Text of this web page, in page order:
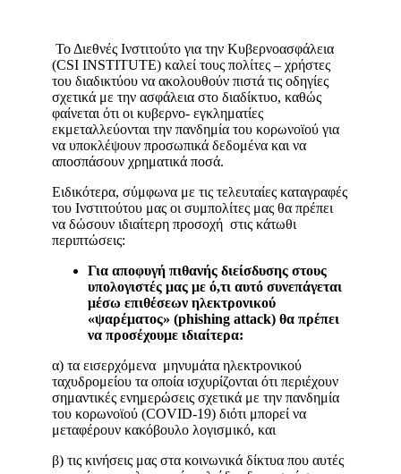
Το Διεθνές Ινστιτούτο για την Κυβερνοασφάλεια
(CSI INSTITUTE) καλεί τους πολίτες – χρήστες
του διαδικτύου να ακολουθούν πιστά τις οδηγίες
σχετικά με την ασφάλεια στο διαδίκτυο, καθώς
φαίνεται ότι οι κυβερνο- εγκληματίες
εκμεταλλεύονται την πανδημία του κορωνοϊού για
να υποκλέψουν προσωπικά δεδομένα και να
αποσπάσουν χρηματικά ποσά.
Ειδικότερα, σύμφωνα με τις τελευταίες καταγραφές
του Ινστιτούτου μας οι συμπολίτες μας θα πρέπει
να δώσουν ιδιαίτερη προσοχή στις κάτωθι
περιπτώσεις:
Για αποφυγή πιθανής διείσδυσης στους
υπολογιστές μας με ό,τι αυτό συνεπάγεται
μέσω επιθέσεων ηλεκτρονικού
«ψαρέματος» (phishing attack) θα πρέπει
να προσέχουμε ιδιαίτερα:
α) τα εισερχόμενα μηνυμάτα ηλεκτρονικού
ταχυδρομείου τα οποία ισχυρίζονται ότι περιέχουν
σημαντικές ενημερώσεις σχετικά με την πανδημία
του κορωνοϊού (COVID-19) διότι μπορεί να
μεταφέρουν κακόβουλο λογισμικό, και
β) τις κινήσεις μας στα κοινωνικά δίκτυα που αυτές